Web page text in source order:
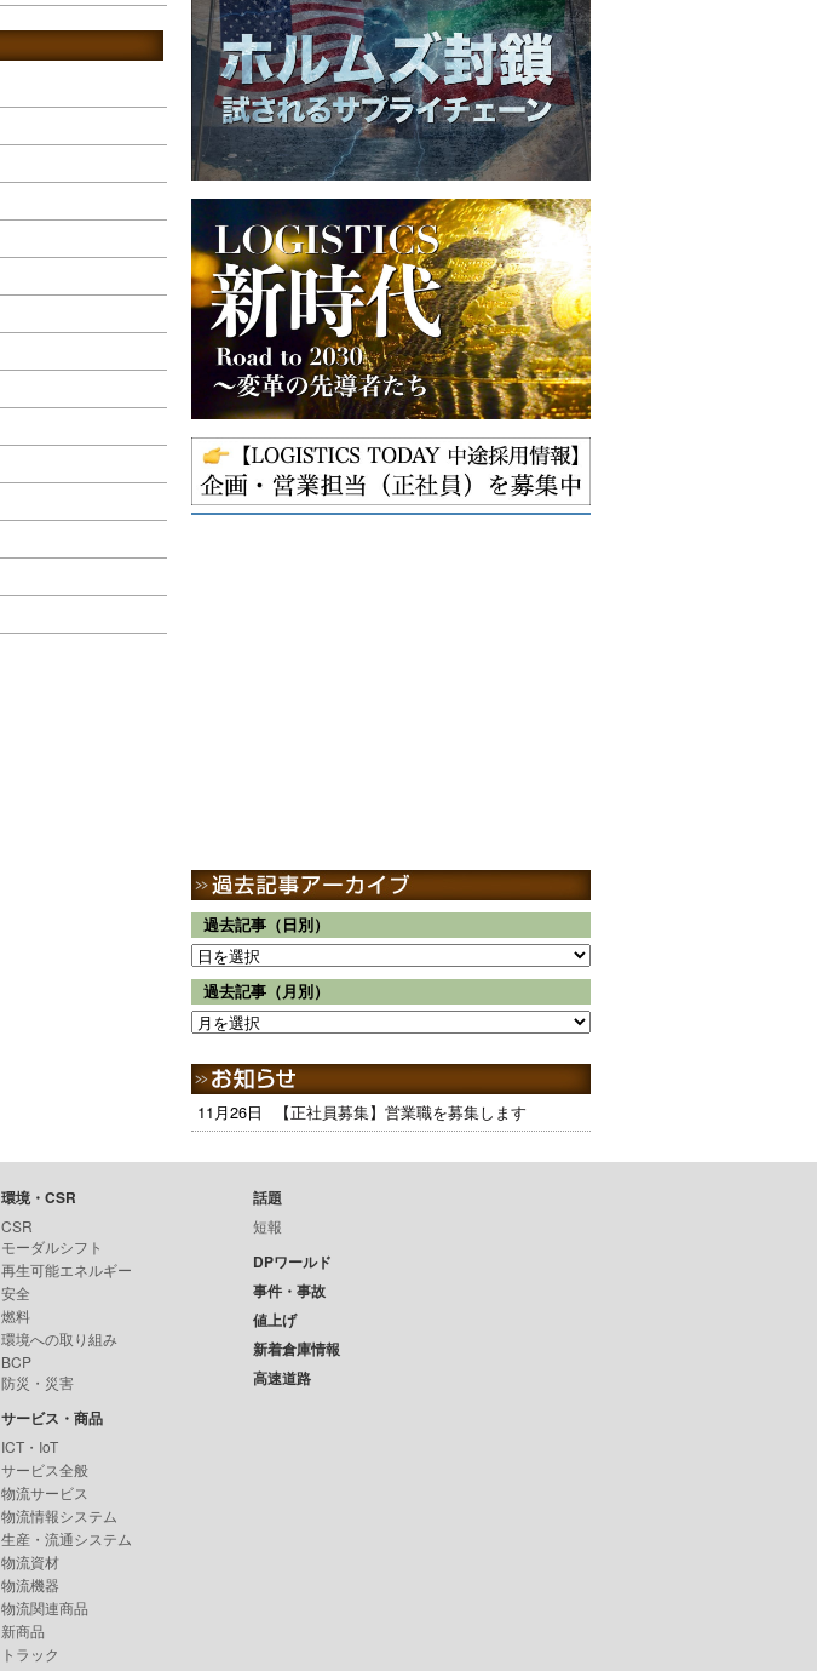
過去記事（日別）
過去記事（月別）
11月26日 【正社員募集】営業職を募集します
環境・CSR
CSR
モーダルシフト
再生可能エネルギー
安全
燃料
環境への取り組み
BCP
防災・災害
サービス・商品
ICT・IoT
サービス全般
物流サービス
物流情報システム
生産・流通システム
物流資材
物流機器
物流関連商品
新商品
トラック
話題
短報
DPワールド
事件・事故
値上げ
新着倉庫情報
高速道路